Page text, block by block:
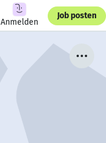
Anmelden
Job posten